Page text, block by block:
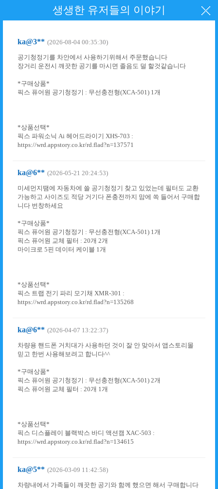
생생한 유저들의 이야기
ka@3** (2026-08-04 00:35:30)
공기청정기를 차안에서 사용하기위해서 주문했습니다
장거리 운전시 깨끗한 공기를 마시면 졸음도 덜 할것같습니다
*구매상품*
픽스 퓨어원 공기청정기 : 무선충전형(XCA-501) 1개
*상품선택*
픽스 파워소닉 Ai 헤어드라이기 XHS-703 :
https://wrd.appstory.co.kr/rd.flad?n=137571
ka@6** (2026-05-21 20:24:53)
미세먼지땜에 자동차에 쓸 공기청정기 찾고 있었는데 필터도 교환
가능하고 사이즈도 적당 거기다 폰충전까지 맘에 쏙 들어서 구매합
니다 번창하세요
*구매상품*
픽스 퓨어원 공기청정기 : 무선충전형(XCA-501) 1개
픽스 퓨어원 교체 필터 : 20개 2개
마이크로 5핀 데이터 케이블 1개
*상품선택*
픽스 트랩 전기 파리 모기채 XMR-301 :
https://wrd.appstory.co.kr/rd.flad?n=135268
ka@6** (2026-04-07 13:22:37)
차량용 핸드폰 거치대가 사용하던 것이 잘 안 맞아서 앱스토리몰
믿고 한번 사용해보려고 합니다^^
*구매상품*
픽스 퓨어원 공기청정기 : 무선충전형(XCA-501) 2개
픽스 퓨어원 교체 필터 : 20개 1개
*상품선택*
픽스 디스플레이 블랙박스 바디 액션캠 XAC-503 :
https://wrd.appstory.co.kr/rd.flad?n=134615
ka@5** (2026-03-09 11:42:58)
차량내에서 가족들이 깨끗한 공기와 함께 했으면 해서 구매합니다